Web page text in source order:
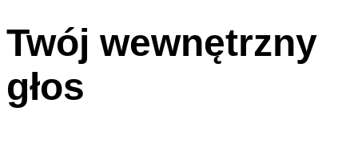
Twój wewnętrzny
głos